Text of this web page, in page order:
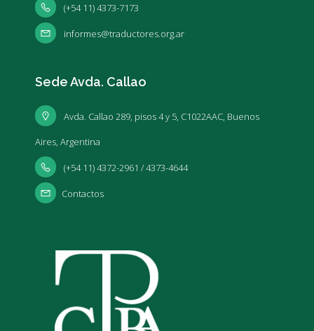
(+54 11) 4373-7173
informes@traductores.org.ar
Sede Avda. Callao
Avda. Callao 289, pisos 4 y 5, C1022AAC, Buenos
Aires, Argentina
(+54 11) 4372-2961 / 4373-4644
Contactos